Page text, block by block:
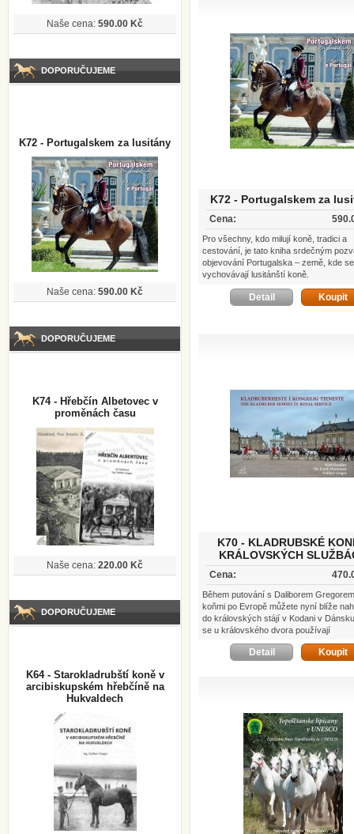
Naše cena: 590.00 Kč
DOPORUČUJEME
K72 - Portugalskem za lusitány
Naše cena: 590.00 Kč
DOPORUČUJEME
K74 - Hřebčín Albetovec v
proměnách času
Naše cena: 220.00 Kč
DOPORUČUJEME
K64 - Starokladrubští koně v
arcibiskupském hřebčíně na
Hukvaldech
K72 - Portugalskem za
Cena:
Pro všechny, kdo milují koně, tradici a
cestování, je tato kniha srdečným
objevování Portugalska – země, kde
vychovávají lusitánští koně.
Detail Koupit
K70 - KLADRUBSKÉ
KRÁLOVSKÝCH
Cena:
Během putování s Daliborem
koňmi po Evropě můžete nyní blíže
do královských stájí v Kodani v
se u královského dvora používají
starokladrubské koně z Národního
Kladruby nad Labem.
Detail Koupit